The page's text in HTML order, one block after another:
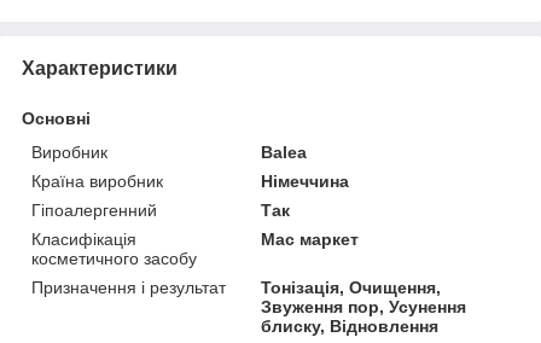
Характеристики
Основні
Виробник
Balea
Країна виробник
Німеччина
Гіпоалергенний
Так
Класифікація
косметичного засобу
Мас маркет
Призначення і результат
Тонізація, Очищення,
Звуження пор, Усунення
блиску, Відновлення